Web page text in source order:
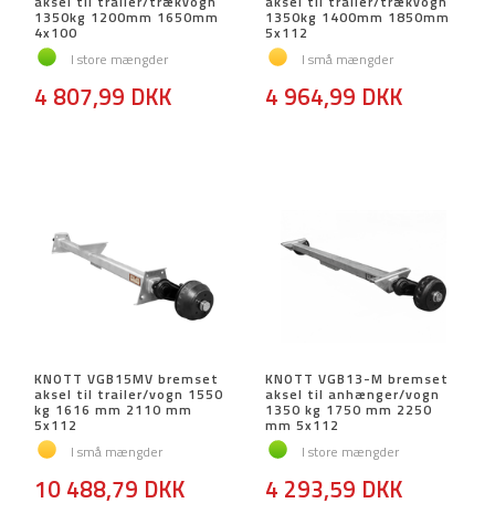
1350kg 1200mm 1650mm
4x100
I store mængder
4 807,99 DKK
1350kg 1400mm 1850mm
5x112
I små mængder
4 964,99 DKK
KNOTT VGB15MV bremset
aksel til trailer/vogn 1550
kg 1616 mm 2110 mm
5x112
I små mængder
10 488,79 DKK
KNOTT VGB13-M bremset
aksel til anhænger/vogn
1350 kg 1750 mm 2250
mm 5x112
I store mængder
4 293,59 DKK